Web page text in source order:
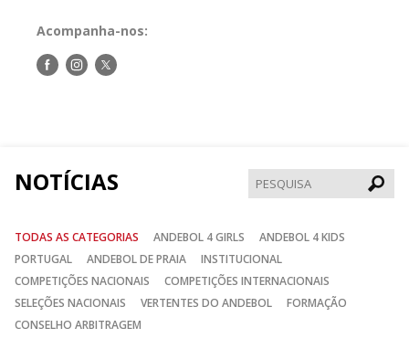
Acompanha-nos:
Siga-Siga-Siga-
NOTÍCIAS
TODAS AS CATEGORIAS ANDEBOL 4 GIRLS
ANDEBOL 4 KIDS
PORTUGAL
ANDEBOL DE PRAIA
INSTITUCIONAL
COMPETIÇÕES NACIONAIS
COMPETIÇÕES INTERNACIONAIS
SELEÇÕES NACIONAIS
VERTENTES DO ANDEBOL
FORMAÇÃO
CONSELHO ARBITRAGEM